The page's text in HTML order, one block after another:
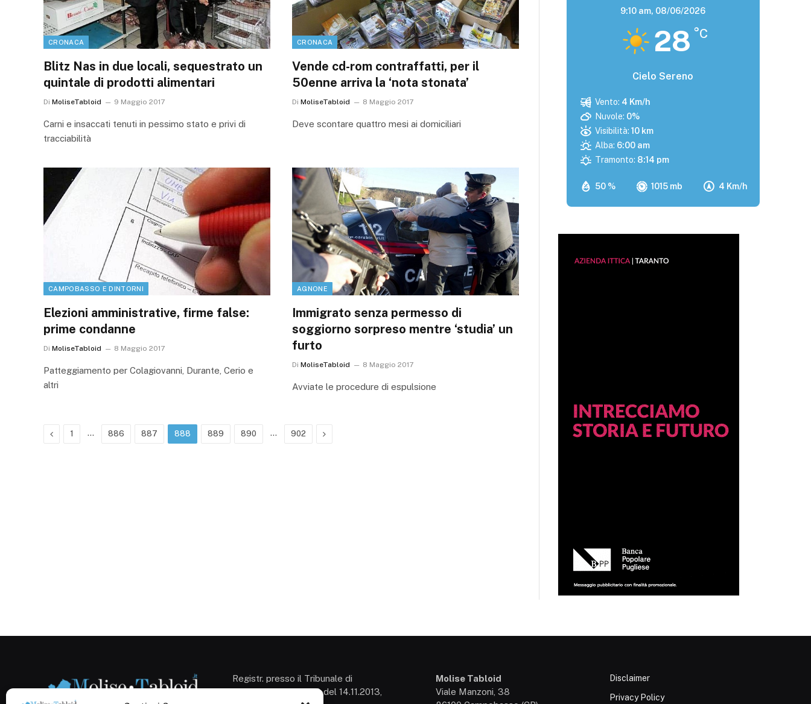
CRONACA
Blitz Nas in due locali, sequestrato un
quintale di prodotti alimentari
Di MoliseTabloid 9 Maggio 2017
Carni e insaccati tenuti in pessimo stato e privi di
tracciabilità
CRONACA
Vende cd-rom contraffatti, per il
50enne arriva la ‘nota stonata’
Di MoliseTabloid 8 Maggio 2017
Deve scontare quattro mesi ai domiciliari
CAMPOBASSO E DINTORNI
Elezioni amministrative, firme false:
prime condanne
Di MoliseTabloid 8 Maggio 2017
Patteggiamento per Colagiovanni, Durante, Cerio e
altri
AGNONE
Immigrato senza permesso di
soggiorno sorpreso mentre ‘studia’ un
furto
Di MoliseTabloid 8 Maggio 2017
Avviate le procedure di espulsione
Precedente
1 … 886 887 888 889 890 … 902 Prossimo
9:10 am, 08/06/2026
28 °C
Cielo Sereno
50 % 1015 mb 4 Km/h
Vento: 4 Km/h
Nuvole: 0%
Visibilità: 10 km
Alba: 6:00 am
Tramonto: 8:14 pm
Registr. presso il Tribunale di
Campobasso: 3/2013 del 14.11.2013,
Molise Tabloid
Viale Manzoni, 38
Disclaimer
Privacy Policy